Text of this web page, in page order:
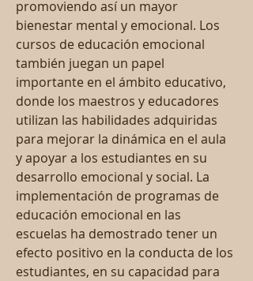
promoviendo así un mayor
bienestar mental y emocional. Los
cursos de educación emocional
también juegan un papel
importante en el ámbito educativo,
donde los maestros y educadores
utilizan las habilidades adquiridas
para mejorar la dinámica en el aula
y apoyar a los estudiantes en su
desarrollo emocional y social. La
implementación de programas de
educación emocional en las
escuelas ha demostrado tener un
efecto positivo en la conducta de los
estudiantes, en su capacidad para